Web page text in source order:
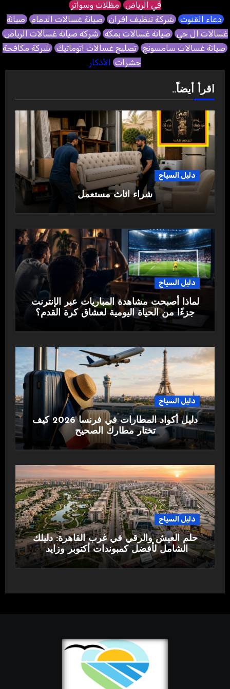
في الرياض مظلات وسواتر
دعاء القنوت شركة تنظيف افران صيانة غسالات الدمام صيانة
غسالات ال جي صيانة غسالات بمكة شركة صيانة غسالات الرياض
صيانة غسالات سامسونج تصليح غسالات اتوماتيك شركة مكافحة
حشرات الأذكار
اقرأ أيضاً..
دليل السياح
شراء اثاث مستعمل
دليل السياح
لماذا أصبحت مشاهدة المباريات عبر الإنترنت
جزءًا من الحياة اليومية لعشاق كرة القدم؟
دليل السياح
دليل أكواد المطارات في فرنسا 2026 كيف
تختار مطارك الصحيح
دليل السياح
حلم العيش والرقي في غرب القاهرة: دليلك
الشامل لأفضل كمبوندات أكتوبر وزايد